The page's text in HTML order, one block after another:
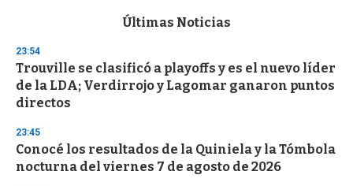
d
s
o
f
3
s
e
c
o
Últimas Noticias
23:54
Trouville se clasificó a playoffs y es el nuevo líder
de la LDA; Verdirrojo y Lagomar ganaron puntos
directos
23:45
Conocé los resultados de la Quiniela y la Tómbola
nocturna del viernes 7 de agosto de 2026